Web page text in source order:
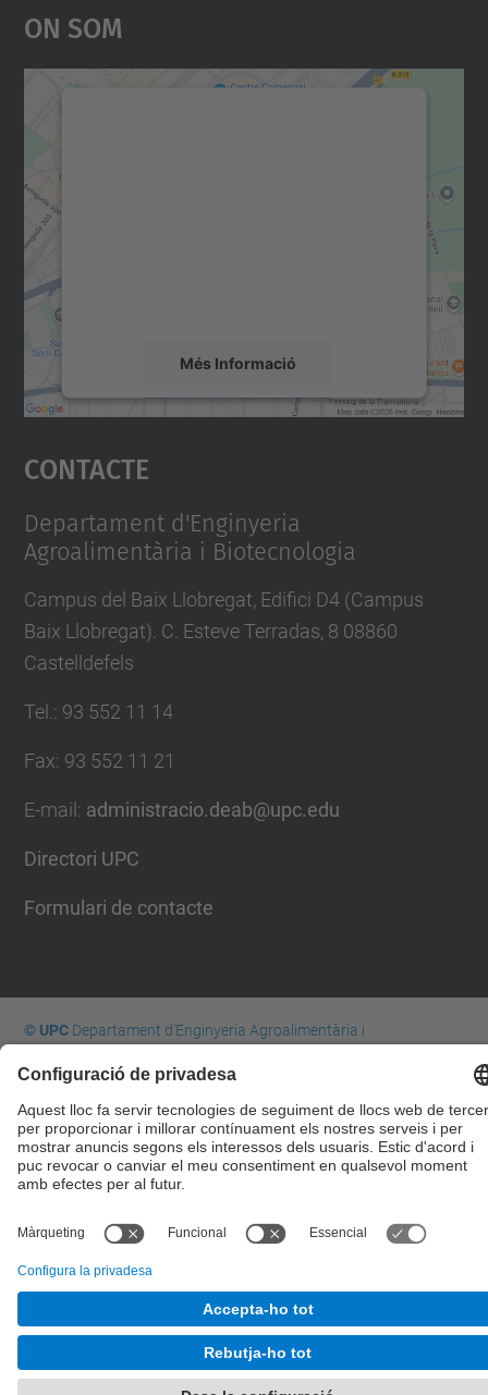
On Som
Més Informació
Accepta
powered by
Contacte
Departament d'Enginyeria
Agroalimentària i Biotecnologia
Campus del Baix Llobregat, Edifici D4 (Campus
Baix Llobregat). C. Esteve Terradas, 8 08860
Castelldefels
Tel. : 93 552 11 14
Fax: 93 552 11 21
E-mail : administracio.deab@upc.edu
Directori UPC
Formulari de contacte
© UPCDepartament d'Enginyeria Agroalimentària i
Desenvolupat amb
Mapa del lloc
Accessibilitat
Avís legal